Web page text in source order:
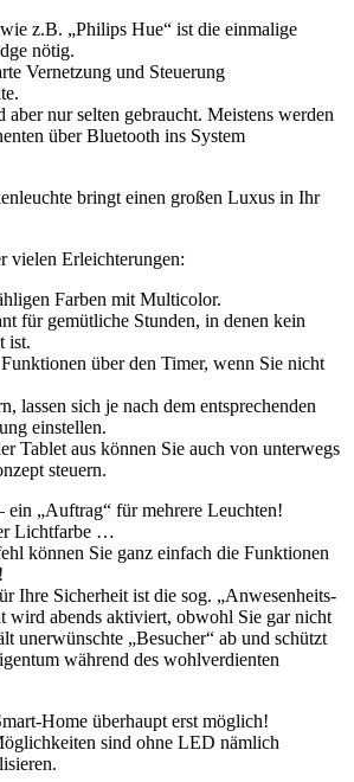
z.B. „Philips Hue“ ist die einmalige
nötig.
Vernetzung und Steuerung
nur selten gebraucht. Meistens werden
über Bluetooth ins System
bringt einen großen Luxus in Ihr
vielen Erleichterungen:
Farben mit Multicolor.
für gemütliche Stunden, in denen kein
ist.
über den Timer, wenn Sie nicht
lassen sich je nach dem entsprechenden
einstellen.
Tablet aus können Sie auch von unterwegs
steuern.
ein „Auftrag“ für mehrere Leuchten!
Lichtfarbe …
können Sie ganz einfach die Funktionen
Ihre Sicherheit ist die sog. „Anwesenheits-
wird abends aktiviert, obwohl Sie gar nicht
unerwünschte „Besucher“ ab und schützt
während des wohlverdienten
Home überhaupt erst möglich!
sind ohne LED nämlich